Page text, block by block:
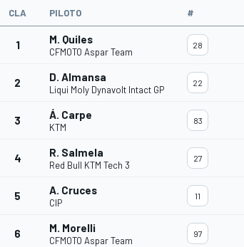
CLA PILOTO #
1 M. Quiles
CFMOTO Aspar Team
28
2 D. Almansa
Liqui Moly Dynavolt Intact GP
22
3 Á. Carpe
KTM
83
4 R. Salmela
Red Bull KTM Tech 3
27
5 A. Cruces
CIP
11
6 M. Morelli
CFMOTO Aspar Team
97